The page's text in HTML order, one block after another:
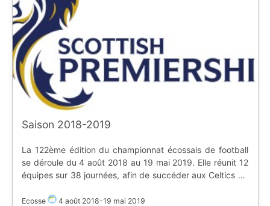
Saison 2018-2019
La 122ème édition du championnat écossais de football
se déroule du 4 août 2018 au 19 mai 2019. Elle réunit 12
équipes sur 38 journées, afin de succéder aux Celtics de
Livingston FC | Classement | Equipe | Stade | |:-:|-|-| | 1 |
Ecosse 4 août 2018-19 mai 2019